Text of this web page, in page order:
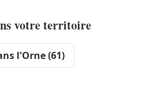
votre territoire
l'Orne (61)